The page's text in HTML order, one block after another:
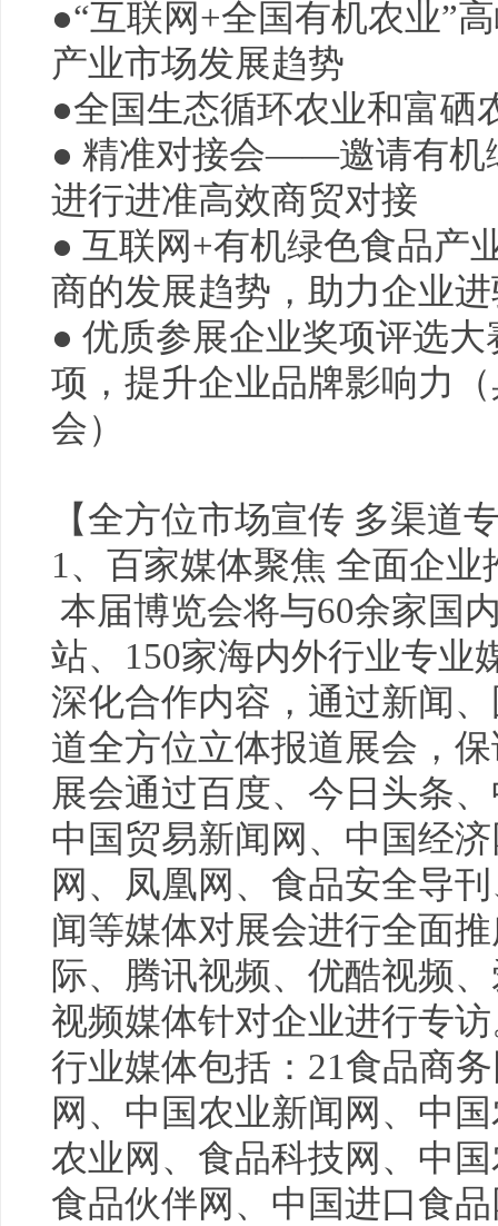
●“互联网+全国有机农业”
产业市场发展趋势
●全国生态循环农业和富硒
● 精准对接会——邀请有机
进行进准高效商贸对接
● 互联网+有机绿色食品产
商的发展趋势，助力企业
● 优质参展企业奖项评选
项，提升企业品牌影响力
会）
【全方位市场宣传 多渠道
1、百家媒体聚焦 全面企业
本届博览会将与60余家国
站、150家海内外行业专业
深化合作内容，通过新闻
道全方位立体报道展会，
展会通过百度、今日头条
中国贸易新闻网、中国经
网、凤凰网、食品安全导
闻等媒体对展会进行全面
际、腾讯视频、优酷视频
视频媒体针对企业进行专
行业媒体包括：21食品商
网、中国农业新闻网、中
农业网、食品科技网、中
食品伙伴网、中国进口食